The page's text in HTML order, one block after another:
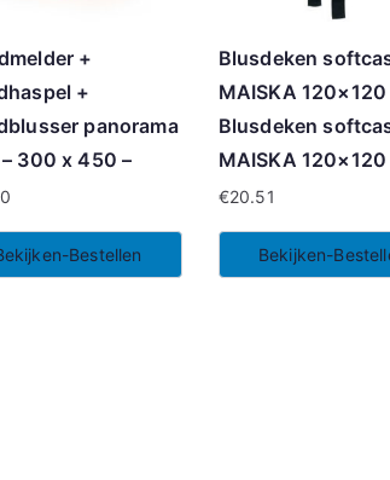
+
+
panorama
300 x 450 –
Bestellen
Blusdeken
MAISKA 120×120
Blusdeken
MAISKA 120×120
€20.51
Bekijken-